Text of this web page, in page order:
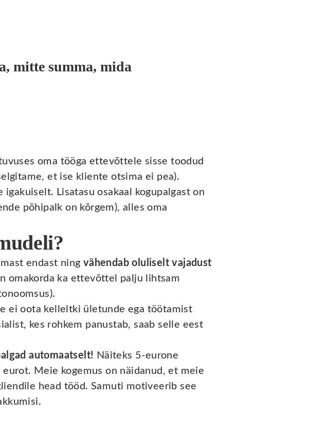
mitte summa, mida
oma tööga ettevõttele sisse toodud
et ise kliente otsima ei pea).
Lisatasu osakaal kogupalgast on
põhipalk on kõrgem), alles oma
endast ning vähendab oluliselt vajadust
omakorda ka ettevõttel palju lihtsam
ei oota kelleltki ületunde ega töötamist
kes rohkem panustab, saab selle eest
automaatselt! Näiteks 5-eurone
Meie kogemus on näidanud, et meie
head tööd. Samuti motiveerib see